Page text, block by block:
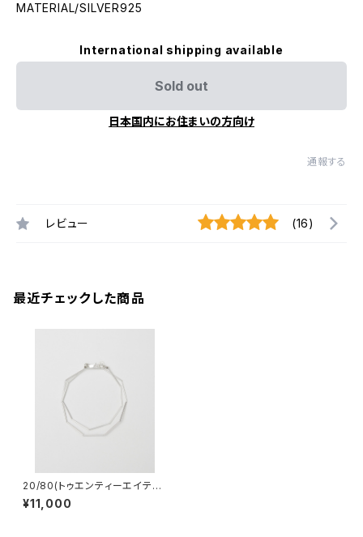
MATERIAL/SILVER925
International shipping available
Sold out
日本国内にお住まいの方向け
通報する
レビュー (16)
最近チェックした商品
20/80(トゥエンティーエイティ
ー) STERLING SILVER CYL
INDER BEADS DOUBLE BRA
¥11,000